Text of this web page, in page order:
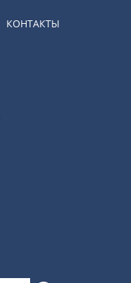
КОНТАКТЫ